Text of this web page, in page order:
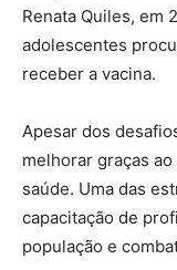
Renata Quiles, em
adolescentes
receber a vacina.
Apesar dos
melhorar graças
saúde. Uma das
capacitação de
população e